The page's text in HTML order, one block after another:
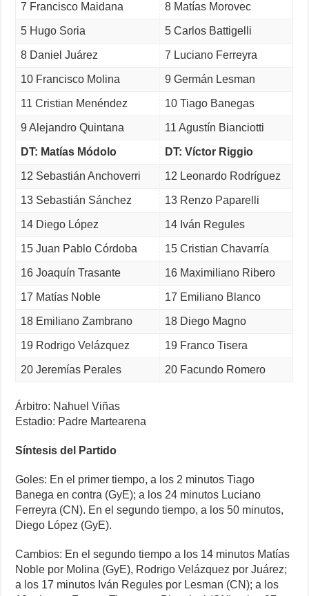
7 Francisco Maidana 8 Matías Morovec
5 Hugo Soria 5 Carlos Battigelli
8 Daniel Juárez 7 Luciano Ferreyra
10 Francisco Molina 9 Germán Lesman
11 Cristian Menéndez 10 Tiago Banegas
9 Alejandro Quintana 11 Agustín Bianciotti
DT: Matías Módolo DT: Víctor Riggio
12 Sebastián Anchoverri 12 Leonardo Rodríguez
13 Sebastián Sánchez 13 Renzo Paparelli
14 Diego López 14 Iván Regules
15 Juan Pablo Córdoba 15 Cristian Chavarría
16 Joaquín Trasante 16 Maximiliano Ribero
17 Matías Noble 17 Emiliano Blanco
18 Emiliano Zambrano 18 Diego Magno
19 Rodrigo Velázquez 19 Franco Tisera
20 Jeremías Perales 20 Facundo Romero
Árbitro: Nahuel Viñas
Estadio: Padre Martearena
Síntesis del Partido
Goles: En el primer tiempo, a los 2 minutos Tiago
Banega en contra (GyE); a los 24 minutos Luciano
Ferreyra (CN). En el segundo tiempo, a los 50 minutos,
Diego López (GyE).
Cambios: En el segundo tiempo a los 14 minutos Matías
Noble por Molina (GyE), Rodrigo Velázquez por Juárez;
a los 17 minutos Iván Regules por Lesman (CN); a los